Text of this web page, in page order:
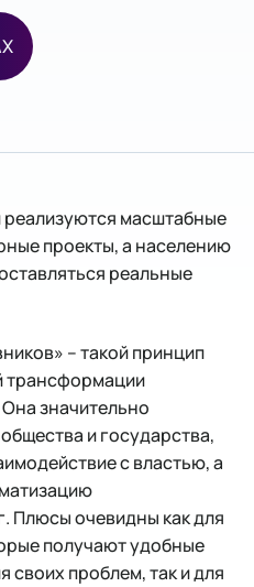
масштабные
проекты, а населению
реальные
– такой принцип
трансформации
значительно
и государства,
с властью, а
Плюсы очевидны как для
получают удобные
проблем, так и для